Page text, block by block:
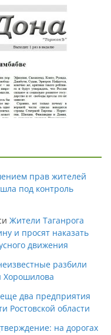
прав жителей
под контроль
Жители Таганрога
и просят наказать
движения
разбили
Хорошилова
два предприятия
Ростовской области
на дорогах